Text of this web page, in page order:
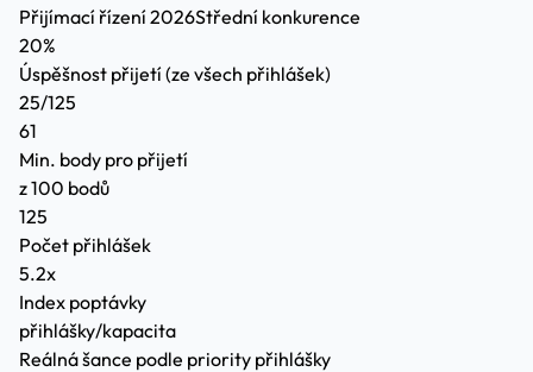
Přijímací řízení 2026Střední konkurence
20%
Úspěšnost přijetí(ze všech přihlášek)
25/125
61
Min. body pro přijetí
z 100 bodů
125
Počet přihlášek
5.2x
Index poptávky
přihlášky/kapacita
Reálná šance podle priority přihlášky